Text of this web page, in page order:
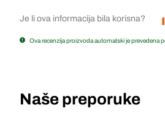
Je li ova informacija bila korisna?
Ova recenzija proizvoda automatski je prevedena
Naše preporuke